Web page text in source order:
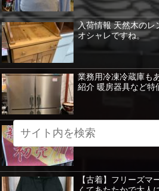
入荷情報 天然木のレ
オシャレですね。
業務用冷凍冷蔵庫も
紹介 暖房器具など特
新春セールは、目玉
具 家電 イチオシをピ
【古着】フリーズマ